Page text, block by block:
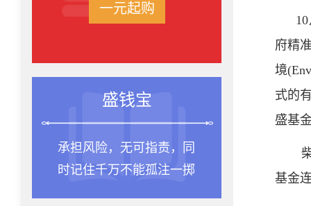
一元起购
盛钱宝
承担风险，无可指责，同
时记住千万不能孤注一掷
府精
境
式的
盛基
基金